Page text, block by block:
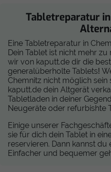
Tabletreparatur
Eine Tabletreparatur in
Dein Tablet ist nicht mehr
wir von kaputt.de dir die
generalüberholte Tablets!
Chemnitz nicht möglich
kaputt.de dein Altgerät
Tabletladen in deiner
Neugeräte oder refurbishte
Einige unserer
sie für dich dein Tablet in
reservieren. Dann kannst du
Einfacher und bequemer